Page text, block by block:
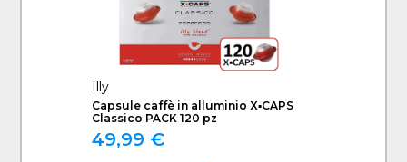
Illy
Capsule caffè in alluminio X▪CAPS
Classico PACK 120 pz
49,99 €